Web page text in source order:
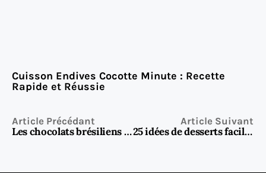
Cuisson Endives Cocotte Minute : Recette
Rapide et Réussie
Article Précédant
Les chocolats brésiliens : une explosion de saveurs venues du cœur de l’Amazonie
Article Suivant
25 idées de desserts faciles et originaux pour un apéro dînatoire réussi